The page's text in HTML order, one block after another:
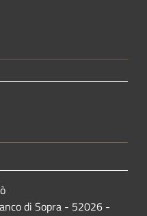
di Sopra - 52026 -